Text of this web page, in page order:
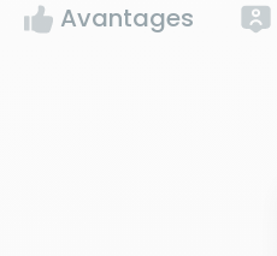
Avantages